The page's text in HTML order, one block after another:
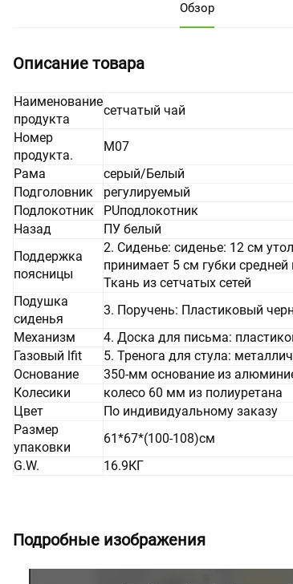
Обзор
Описание товара
Наименование
продукта
сетчатый чай
Номер
продукта.
М07
Рама
серый/Белый
Подголовник
регулируемый
Подлокотник
PUподлокотник
Назад
ПУ белый
Поддержка
поясницы
2. Сиденье: сиденье: 12 см
принимает 5 см губки
Ткань из сетчатых сетей
Подушка
сиденья
3. Поручень: Пластиковый
Механизм
4. Доска для письма:
Газовый lfit
5. Тренога для стула:
Основание
350-мм основание из
Колесики
колесо 60 мм из полиуретана
Цвет
По индивидуальному заказу
Размер
упаковки
61*67*(100-108)см
G.W.
16.9КГ
Подробные изображения